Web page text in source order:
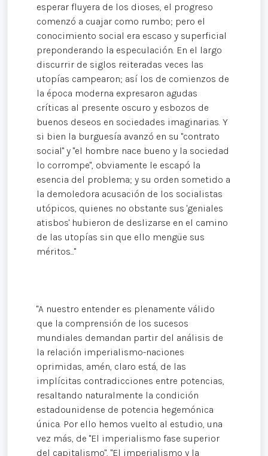
esperar fluyera de los dioses, el progreso
comenzó a cuajar como rumbo; pero el
conocimiento social era escaso y superficial
preponderando la especulación. En el largo
discurrir de siglos reiteradas veces las
utopías campearon; así los de comienzos de
la época moderna expresaron agudas
críticas al presente oscuro y esbozos de
buenos deseos en sociedades imaginarias. Y
si bien la burguesía avanzó en su "contrato
social" y "el hombre nace bueno y la sociedad
lo corrompe", obviamente le escapó la
esencia del problema; y su orden sometido a
la demoledora acusación de los socialistas
utópicos, quienes no obstante sus 'geniales
atisbos' hubieron de deslizarse en el camino
de las utopías sin que ello mengüe sus
méritos..."
"A nuestro entender es plenamente válido
que la comprensión de los sucesos
mundiales demandan partir del análisis de
la relación imperialismo-naciones
oprimidas, amén, claro está, de las
implícitas contradicciones entre potencias,
resaltando naturalmente la condición
estadounidense de potencia hegemónica
única. Por ello hemos vuelto al estudio, una
vez más, de "El imperialismo fase superior
del capitalismo", "El imperialismo y la